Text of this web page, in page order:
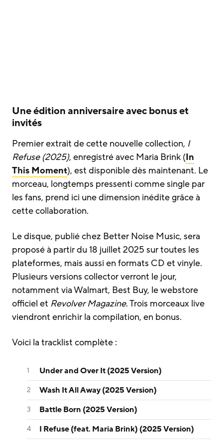
Une édition anniversaire avec bonus et
invités
Premier extrait de cette nouvelle collection, I
Refuse (2025), enregistré avec Maria Brink (In
This Moment), est disponible dès maintenant. Le
morceau, longtemps pressenti comme single par
les fans, prend ici une dimension inédite grâce à
cette collaboration.
Le disque, publié chez Better Noise Music, sera
proposé à partir du 18 juillet 2025 sur toutes les
plateformes, mais aussi en formats CD et vinyle.
Plusieurs versions collector verront le jour,
notamment via Walmart, Best Buy, le webstore
officiel et Revolver Magazine. Trois morceaux live
viendront enrichir la compilation, en bonus.
Voici la tracklist complète :
Under and Over It (2025 Version)
Wash It All Away (2025 Version)
Battle Born (2025 Version)
I Refuse (feat. Maria Brink) (2025 Version)